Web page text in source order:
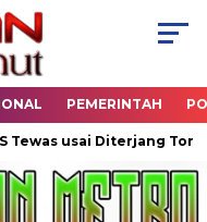
PEMERINTAH
usai Diterjang Tornado